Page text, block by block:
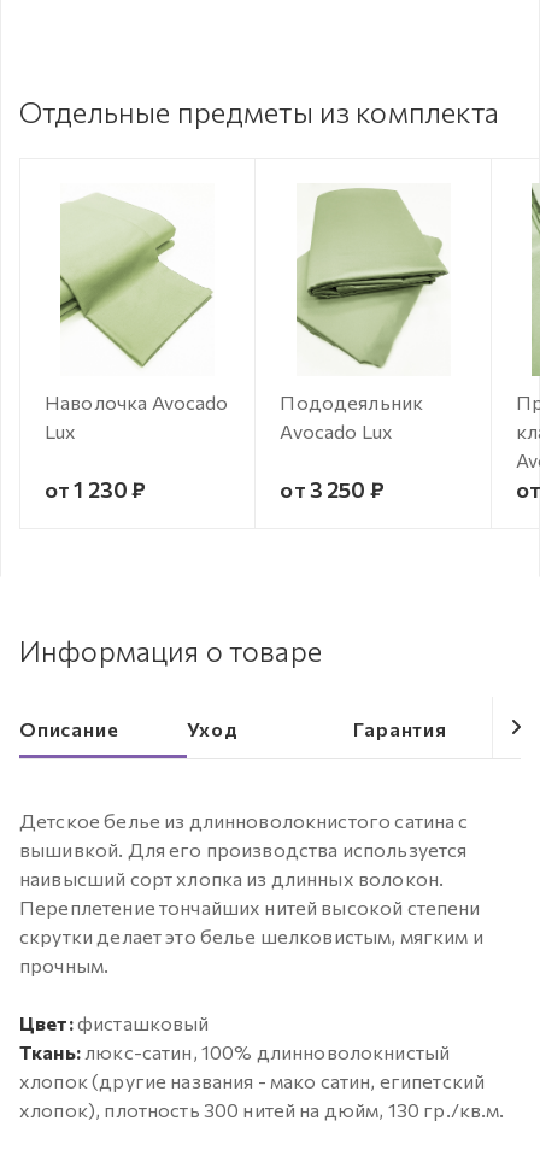
Отдельные предметы из комплекта
Наволочка Avocado
Lux
от 1 230 ₽
Пододеяльник
Avocado Lux
от 3 250 ₽
Информация о товаре
Описание Уход Гарантия
Детское белье из длинноволокнистого сатина с
вышивкой. Для его производства используется
наивысший сорт хлопка из длинных волокон.
Переплетение тончайших нитей высокой степени
скрутки делает это белье шелковистым, мягким и
прочным.
Цвет:фисташковый
Ткань:люкс-сатин, 100% длинноволокнистый
хлопок (другие названия - мако сатин, египетский
хлопок), плотность 300 нитей на дюйм, 130 гр./кв.м.